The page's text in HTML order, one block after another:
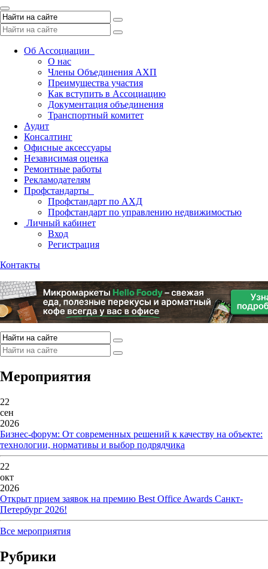
Toggle
navigation
Об Ассоциации
О нас
Члены Объединения АХП
Преимущества участия
Как вступить в Ассоциацию
Документация объединения
Транспортный комитет
Аудит
Консалтинг
Офисные аксессуары
Независимая оценка
Ремонтные работы
Рекламодателям
Профстандарты
Профстандарт по АХД
Профстандарт по управлению недвижимостью
Личный кабинет
Вход
Регистрация
Контакты
Мероприятия
22
сен
2026
Бизнес-форум: От современных решений к качеству на объекте:
технологии, нормативы и выбор подрядчика
22
окт
2026
Открыт прием заявок на премию Best Office Awards Санкт-
Петербург 2026!
Все мероприятия
Рубрики